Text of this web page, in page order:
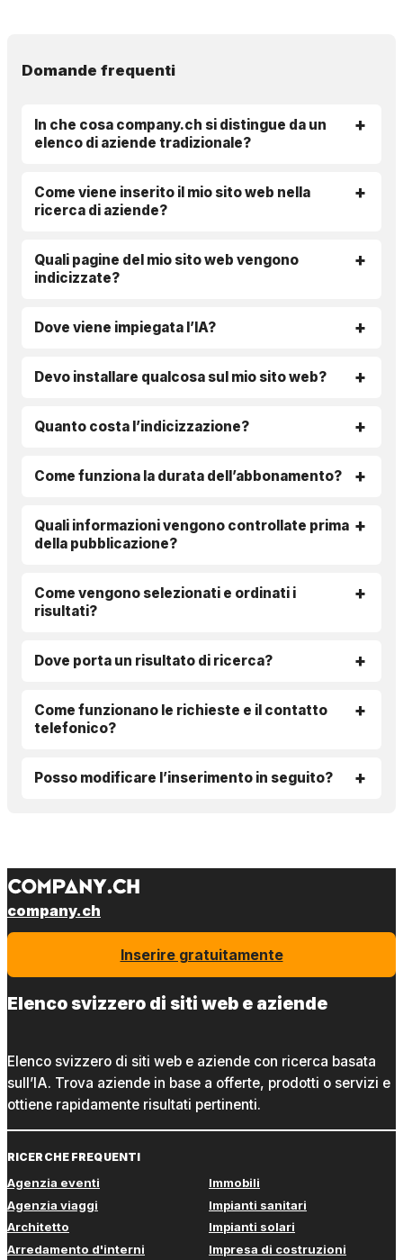
Domande frequenti
In che cosa company.ch si distingue da un
elenco di aziende tradizionale?
Come viene inserito il mio sito web nella
ricerca di aziende?
Quali pagine del mio sito web vengono
indicizzate?
Dove viene impiegata l’IA?
Devo installare qualcosa sul mio sito web?
Quanto costa l’indicizzazione?
Come funziona la durata dell’abbonamento?
Quali informazioni vengono controllate prima
della pubblicazione?
Come vengono selezionati e ordinati i
risultati?
Dove porta un risultato di ricerca?
Come funzionano le richieste e il contatto
telefonico?
Posso modificare l’inserimento in seguito?
company.ch
Inserire gratuitamente
Elenco svizzero di siti web e aziende
Elenco svizzero di siti web e aziende con ricerca basata
sull’IA. Trova aziende in base a offerte, prodotti o servizi e
ottiene rapidamente risultati pertinenti.
RICERCHE FREQUENTI
Agenzia eventi
Agenzia viaggi
Architetto
Arredamento d'interni
Immobili
Impianti sanitari
Impianti solari
Impresa di costruzioni